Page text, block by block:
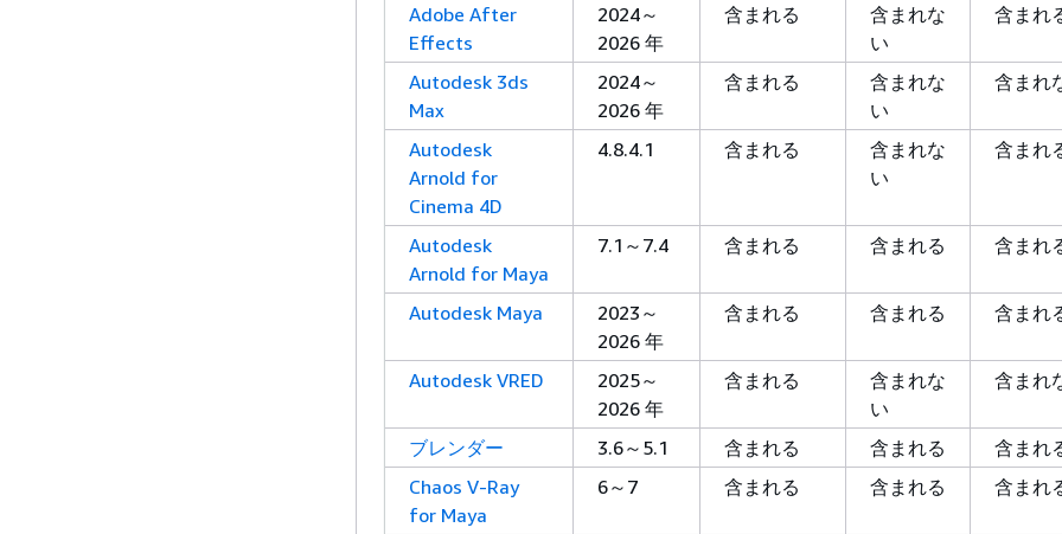
Adobe After
Effects
2024～
2026 年
含まれる
含まれな
い
含まれ
Autodesk 3ds
Max
2024～
2026 年
含まれる
含まれな
い
含まれ
Autodesk
Arnold for
Cinema 4D
4.8.4.1 含まれる
含まれな
い
含まれ
Autodesk
Arnold for Maya
7.1～7.4 含まれる 含まれる 含まれ
Autodesk Maya
2023～
2026 年
含まれる 含まれる 含まれ
Autodesk VRED
2025～
2026 年
含まれる
含まれな
い
含まれ
ブレンダー 3.6～5.1 含まれる 含まれる
含まれ
Chaos V-Ray
for Maya
6～7 含まれる 含まれる 含まれ